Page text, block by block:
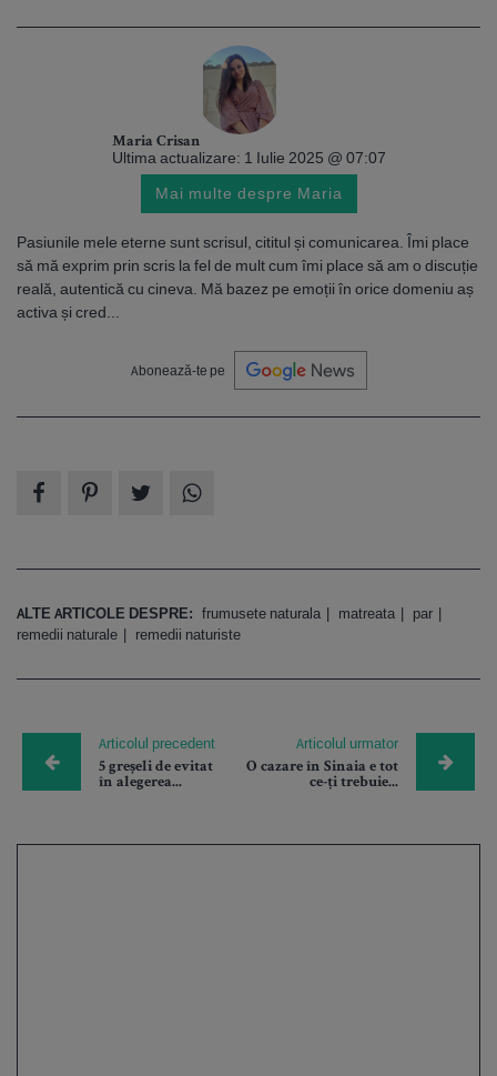
Maria Crisan
Ultima actualizare: 1 Iulie 2025 @ 07:07
Mai multe despre Maria
Pasiunile mele eterne sunt scrisul, cititul și comunicarea. Îmi place
să mă exprim prin scris la fel de mult cum îmi place să am o discuție
reală, autentică cu cineva. Mă bazez pe emoții în orice domeniu aș
activa și cred...
Abonează-te pe
ALTE ARTICOLE DESPRE: frumusete naturala matreata
par
remedii naturale
remedii naturiste
Articolul precedent
5 greșeli de evitat
în alegerea...
Articolul urmator
O cazare în Sinaia e tot
ce-ți trebuie...